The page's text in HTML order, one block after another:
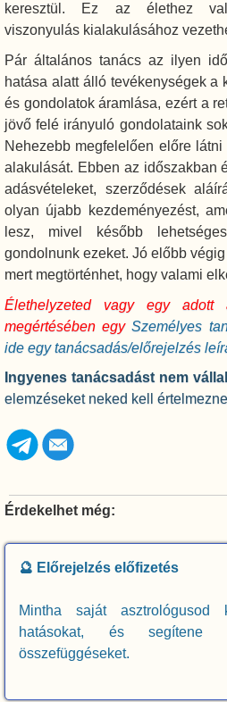
keresztül. Ez az élethez
viszonyulás kialakulásához
Pár általános tanács az ilyen
hatása alatt álló tevékenységek a
és gondolatok áramlása, ezért a
jövő felé irányuló gondolataink
Nehezebb megfelelően előre
alakulását. Ebben az időszakban
adásvételeket, szerződések
olyan újabb kezdeményezést,
lesz, mivel később
gondolnunk ezeket. Jó előbb
mert megtörténhet, hogy valami
Élethelyzeted vagy egy adott
megértésében egySzemélyes
ide egy tanácsadás/előrejelzés
Ingyenes tanácsadást nem
elemzéseket neked kell
Érdekelhet még:
🔮 Előrejelzés előfizetés
Mintha saját
hatásokat, és segítene
összefüggéseket.